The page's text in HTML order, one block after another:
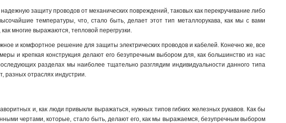
защиту проводов от механических повреждений, таковых как перекручивание либо
температуры, что, стало быть, делает этот тип металлорукава, как мы с вами
многие выражаются, тепловой перегрузки.
и комфортное решение для защиты электрических проводов и кабелей. Конечно же, все
и крепкая конструкция делают его безупречным выбором для, как большинство из нас
разделах мы наиболее тщательно разглядим индивидуальности данного типа
разных отраслях индустрии.
и, как люди привыкли выражаться, нужных типов гибких железных рукавов. Как бы
чертами, которые, стало быть, делают его, как мы выражаемся, безупречным выбором